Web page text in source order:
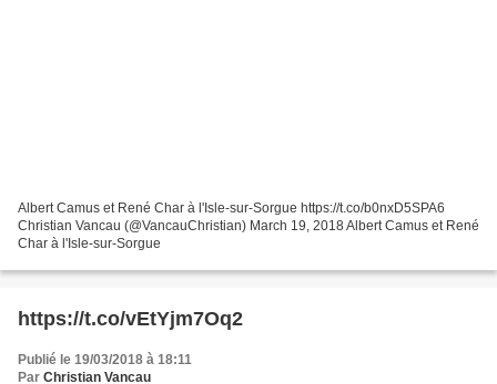
Albert Camus et René Char à l'Isle-sur-Sorgue https://t.co/b0nxD5SPA6
Christian Vancau (@VancauChristian) March 19, 2018 Albert Camus et René
Char à l'Isle-sur-Sorgue
https://t.co/vEtYjm7Oq2
Publié le 19/03/2018 à 18:11
Par Christian Vancau